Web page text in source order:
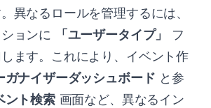
異なるロールを管理するには、
ョンに
「ユーザータイプ」
フ
ます。これにより、イベント作
ガナイザーダッシュボード と参
ント検索画面など、異なるイン